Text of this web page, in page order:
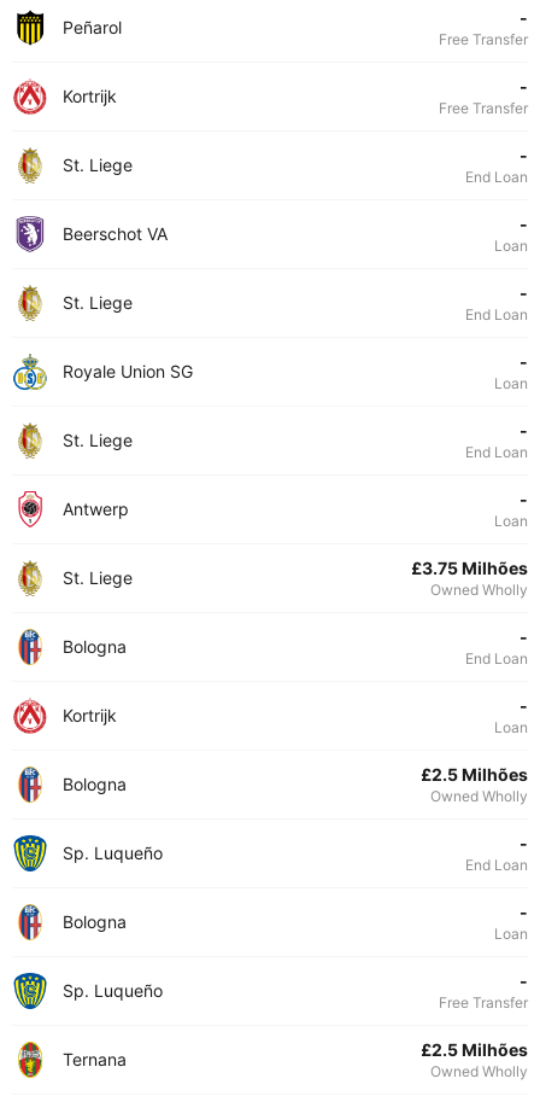
Peñarol -
Free Transfer
Kortrijk -
Free Transfer
St. Liege -
End Loan
Beerschot VA -
Loan
St. Liege -
End Loan
Royale Union SG -
Loan
St. Liege -
End Loan
Antwerp -
Loan
St. Liege £3.75 Milhões
Owned Wholly
Bologna -
End Loan
Kortrijk -
Loan
Bologna £2.5 Milhões
Owned Wholly
Sp. Luqueño -
End Loan
Bologna -
Loan
Sp. Luqueño -
Free Transfer
Ternana £2.5 Milhões
Owned Wholly